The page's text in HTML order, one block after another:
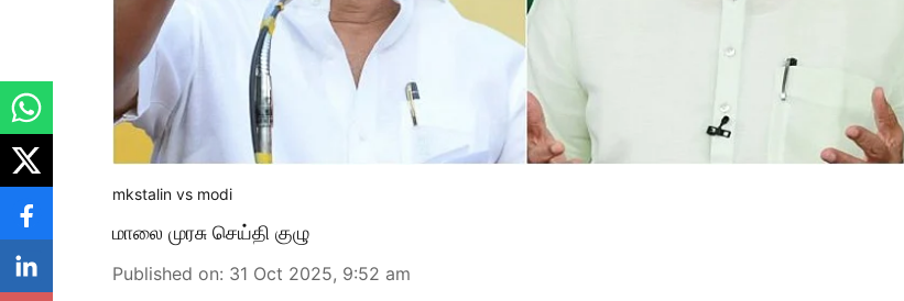
mkstalin vs modi
மாலை முரசு செய்தி குழு
Published on: 31 Oct 2025, 9:52 am